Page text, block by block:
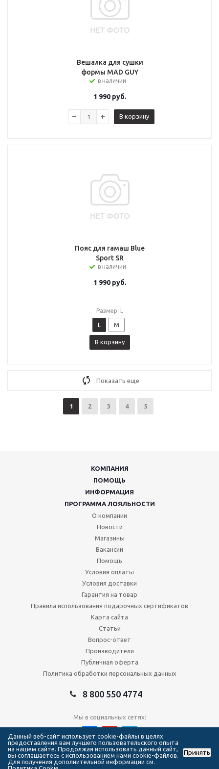
Вешалка для сушки
формы MAD GUY
в наличии
1 990руб.
В корзину
Пояс для гамаш Blue
Sport SR
в наличии
1 990руб.
Размер: L
L M
В корзину
Показать еще
1 2 3 4 5
КОМПАНИЯ
ПОМОЩЬ
ИНФОРМАЦИЯ
ПРОГРАММА ЛОЯЛЬНОСТИ
О компании
Новости
Магазины
Вакансии
Помощь
Условия оплаты
Условия доставки
Гарантия на товар
Правила использования подарочных сертификатов
Карта сайта
Статьи
Вопрос-ответ
Производители
Публичная оферта
Политика обработки персональных данных
8 800 550 4774
Мы в социальных сетях:
2026 © Сеть магазинов Forma Hockey
Данный веб-сайт использует cookie-файлы в целях
предоставления вам лучшего пользовательского опыта
на нашем сайте. Продолжая использовать данный сайт,
вы соглашаетесь с использованием нами cookie-файлов.
Для получения дополнительной информации см.
Принять